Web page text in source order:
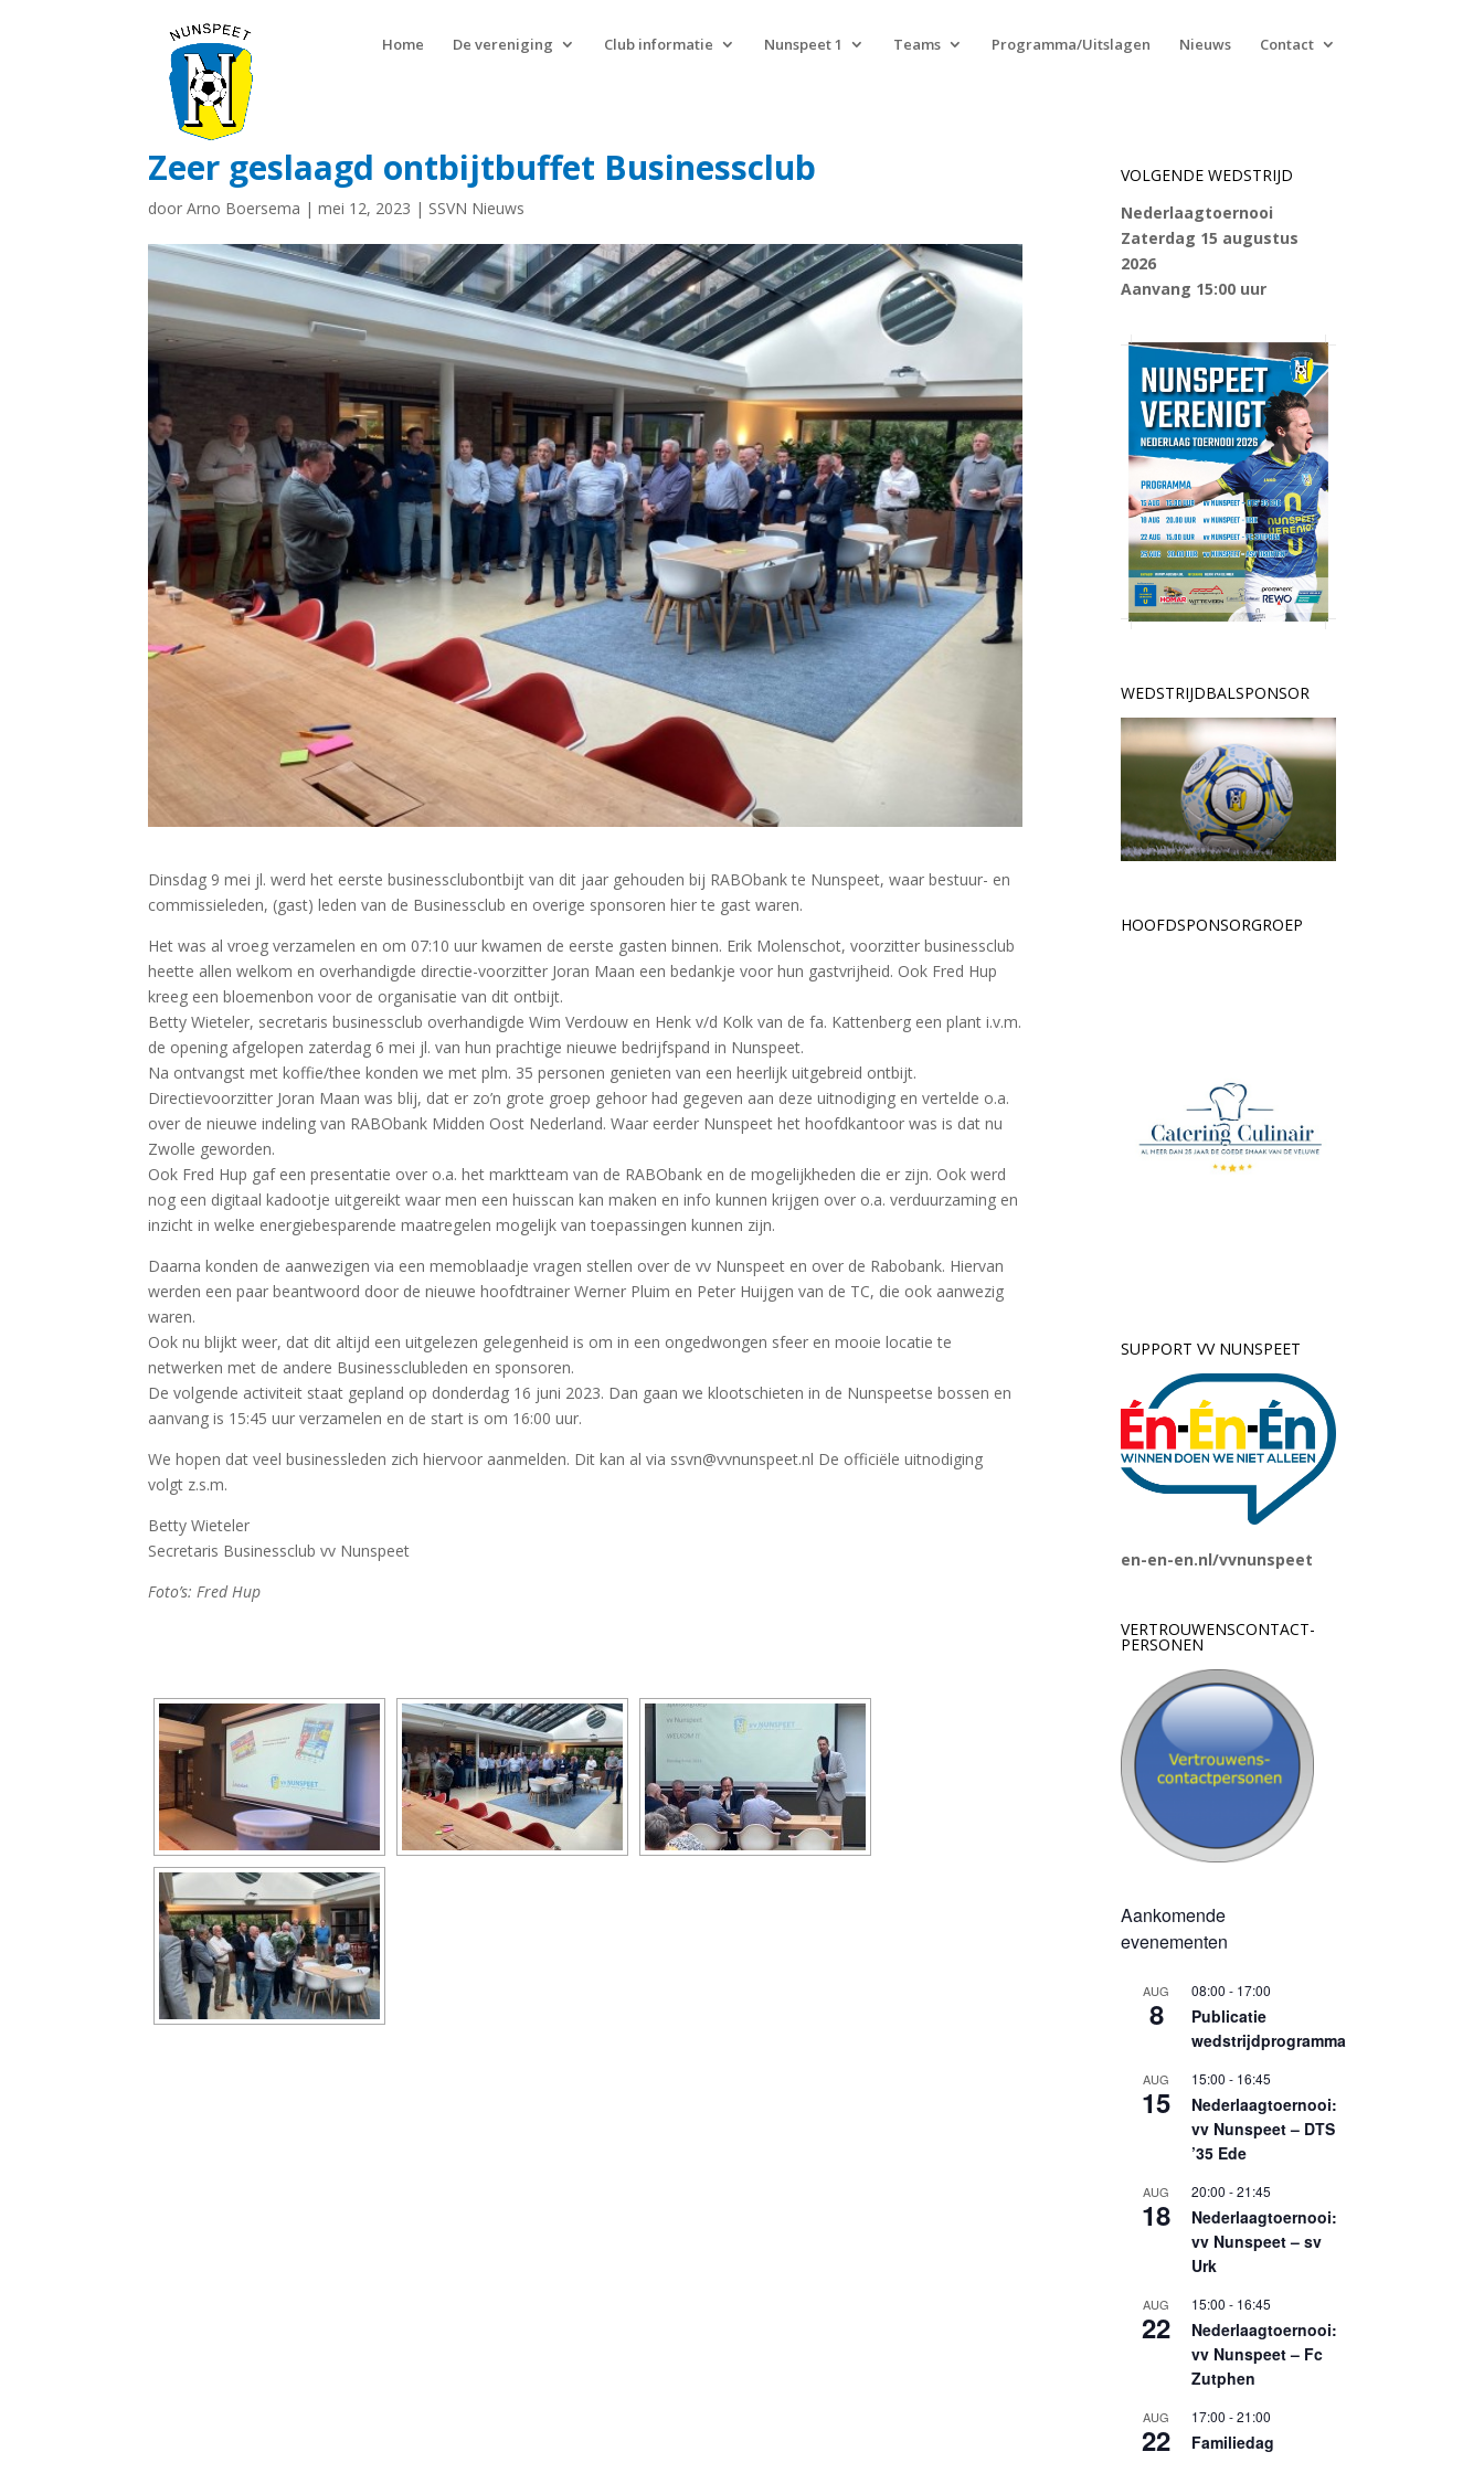
Home De vereniging Club informatie Nunspeet 1 Teams Programma/Uitslagen Nieuws Contact
Zeer geslaagd ontbijtbuffet Businessclub
doorArno Boersema |mei 12, 2023 | SSVN Nieuws
Dinsdag 9 mei jl. werd het eerste businessclubontbijt van dit jaar gehouden bij RABObank te Nunspeet, waar bestuur- en
commissieleden, (gast) leden van de Businessclub en overige sponsoren hier te gast waren.
Het was al vroeg verzamelen en om 07:10 uur kwamen de eerste gasten binnen. Erik Molenschot, voorzitter businessclub
heette allen welkom en overhandigde directie-voorzitter Joran Maan een bedankje voor hun gastvrijheid. Ook Fred Hup
kreeg een bloemenbon voor de organisatie van dit ontbijt.
Betty Wieteler, secretaris businessclub overhandigde Wim Verdouw en Henk v/d Kolk van de fa. Kattenberg een plant i.v.m.
de opening afgelopen zaterdag 6 mei jl. van hun prachtige nieuwe bedrijfspand in Nunspeet.
Na ontvangst met koffie/thee konden we met plm. 35 personen genieten van een heerlijk uitgebreid ontbijt.
Directievoorzitter Joran Maan was blij, dat er zo’n grote groep gehoor had gegeven aan deze uitnodiging en vertelde o.a.
over de nieuwe indeling van RABObank Midden Oost Nederland. Waar eerder Nunspeet het hoofdkantoor was is dat nu
Zwolle geworden.
Ook Fred Hup gaf een presentatie over o.a. het marktteam van de RABObank en de mogelijkheden die er zijn. Ook werd
nog een digitaal kadootje uitgereikt waar men een huisscan kan maken en info kunnen krijgen over o.a. verduurzaming en
inzicht in welke energiebesparende maatregelen mogelijk van toepassingen kunnen zijn.
Daarna konden de aanwezigen via een memoblaadje vragen stellen over de vv Nunspeet en over de Rabobank. Hiervan
werden een paar beantwoord door de nieuwe hoofdtrainer Werner Pluim en Peter Huijgen van de TC, die ook aanwezig
waren.
Ook nu blijkt weer, dat dit altijd een uitgelezen gelegenheid is om in een ongedwongen sfeer en mooie locatie te
netwerken met de andere Businessclubleden en sponsoren.
De volgende activiteit staat gepland op donderdag 16 juni 2023. Dan gaan we klootschieten in de Nunspeetse bossen en
aanvang is 15:45 uur verzamelen en de start is om 16:00 uur.
We hopen dat veel businessleden zich hiervoor aanmelden. Dit kan al via ssvn@vvnunspeet.nl De officiële uitnodiging
volgt z.s.m.
Betty Wieteler
Secretaris Businessclub vv Nunspeet
Foto’s: Fred Hup
VOLGENDE WEDSTRIJD
Nederlaagtoernooi
Zaterdag 15 augustus
2026
Aanvang 15:00 uur
WEDSTRIJDBALSPONSOR
HOOFDSPONSORGROEP
SUPPORT VV NUNSPEET
en-en-en.nl/vvnunspeet
VERTROUWENSCONTACT-
PERSONEN
Aankomende
evenementen
AUG
8
08:00 - 17:00
Publicatie
wedstrijdprogramma
AUG
15
15:00 - 16:45
Nederlaagtoernooi:
vv Nunspeet – DTS
’35 Ede
AUG
18
20:00 -21:45
Nederlaagtoernooi:
vv Nunspeet – sv
Urk
AUG
22
15:00 - 16:45
Nederlaagtoernooi:
vv Nunspeet – Fc
Zutphen
AUG
22
17:00 -21:00
Familiedag